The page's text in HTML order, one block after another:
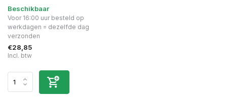
Beschikbaar
Voor 16:00 uur besteld op
werkdagen = dezelfde dag
verzonden
€28,85
Incl. btw